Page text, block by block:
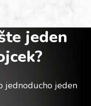
jeden
jednoducho jeden